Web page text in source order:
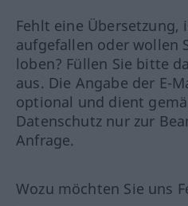
Fehlt eine Übersetzung,
aufgefallen oder wollen
loben? Füllen Sie bitte
aus. Die Angabe der E-
optional und dient
Datenschutz nur zur
Anfrage.
Wozu möchten Sie uns